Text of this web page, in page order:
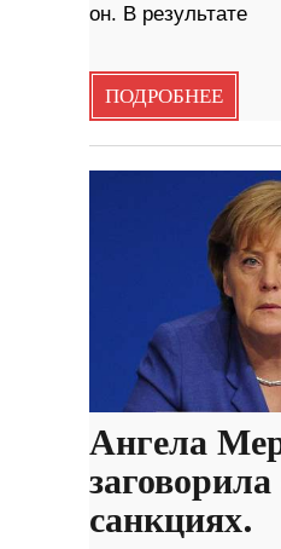
он. В результате
ПОДРОБНЕЕ
Ангела
санкциях.